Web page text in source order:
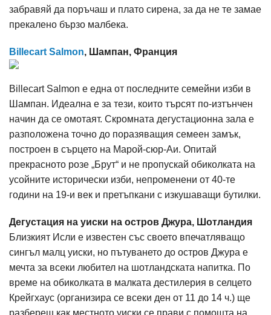
забравяй да поръчаш и плато сирена, за да не те замае
прекалено бързо малбека.
Billecart Salmon, Шампан, Франция
Billecart Salmon е една от последните семейни изби в
Шампан. Идеална е за тези, които търсят по-изтънчен
начин да се омотаят. Скромната дегустационна зала е
разположена точно до поразяващия семеен замък,
построен в сърцето на Марой-сюр-Аи. Опитай
прекрасното розе „Брут“ и не пропускай обиколката на
усойните исторически изби, непроменени от 40-те
години на 19-и век и претъпкани с изкушаващи бутилки.
Дегустация на уиски на остров Джура, Шотландия
Близкият Исли е известен със своето впечатляващо
сингъл малц уиски, но пътуването до остров Джура е
мечта за всеки любител на шотландската напитка. По
време на обиколката в малката дестилерия в селцето
Крейгхаус (организира се всеки ден от 11 до 14 ч.) ще
разбереш как местното уиски се прави с помощта на